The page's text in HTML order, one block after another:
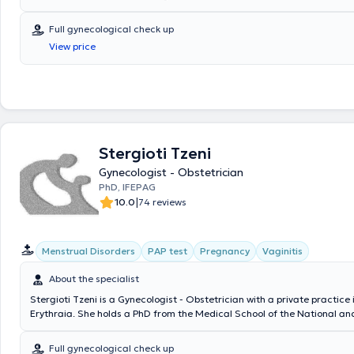
Piraeus "Tzaneio." She has been trained in Gynecological and
and holds a license to perform gynecological ultrasounds. Additionally,
specialized in Acupuncture in both Greece and China. Furthermore, she
participated in over 20 Greek and international scientific conferences,
woman.
Full gynecological check up
View price
Stergioti Tzeni
Gynecologist - Obstetrician
PhD, IFEPAG
10.0|74 reviews
Menstrual Disorders PAP test Pregnancy Vaginitis
About the specialist
Stergioti Tzeni is a Gynecologist - Obstetrician with a private practice
Erythraia. She holds a PhD from the Medical School of the National
and completed her specialty in Obstetrics & Gynecology. She is
Full gynecological check up